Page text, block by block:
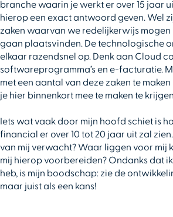
branche waarin je werkt er over 15 jaar
hierop een exact antwoord geven. Wel
zaken waarvan we redelijkerwijs
gaan plaatsvinden. De technologische
elkaar razendsnel op. Denk aan Cloud
softwareprogramma’s en e-facturatie.
met een aantal van deze zaken te
je hier binnenkort mee te maken te
Iets wat vaak door mijn hoofd schiet is
financial er over 10 tot 20 jaar uit zal
van mij verwacht? Waar liggen voor mij
mij hierop voorbereiden? Ondanks dat
heb, is mijn boodschap: zie de
maar juist als een kans!